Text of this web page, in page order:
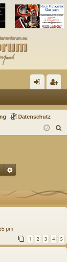
m ist
rie
Datenschutz
Suche
pm
1 2 3 4 5